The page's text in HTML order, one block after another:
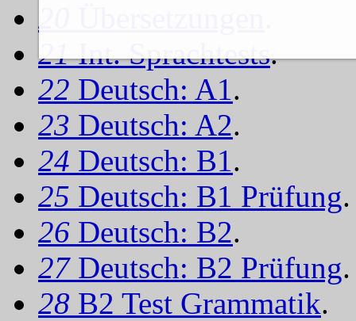
20
21Int. Sprachtests.
22 Deutsch: A1.
23 Deutsch: A2.
24 Deutsch: B1.
25 Deutsch: B1 Prüfung.
26 Deutsch: B2.
27 Deutsch: B2 Prüfung.
28 B2 Test Grammatik.